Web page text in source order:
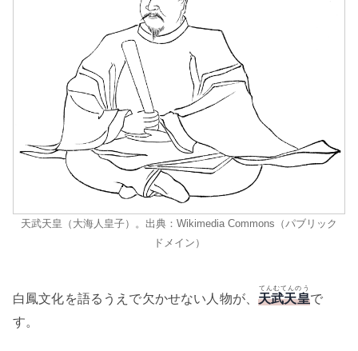
天武天皇（大海人皇子）。出典：Wikimedia Commons（パブリック
ドメイン）
白鳳文化を語るうえで欠かせない人物が、天武天皇
てんむてんのう
で
す。